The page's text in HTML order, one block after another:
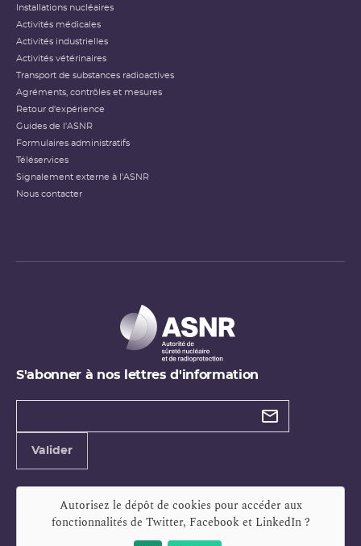
Installations nucléaires
Activités médicales
Activités industrielles
Activités vétérinaires
Transport de substances radioactives
Agréments, contrôles et mesures
Retour d'expérience
Guides de l'ASNR
Formulaires administratifs
Téléservices
Signalement externe à l'ASNR
Nous contacter
S'abonner à nos lettres d'information
Types de
Valider
Autorisez le dépôt de cookies pour accéder aux
fonctionnalités de Twitter, Facebook et LinkedIn?